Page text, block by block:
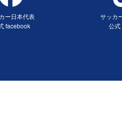
ー日本代表
facebook
サッカ
公式